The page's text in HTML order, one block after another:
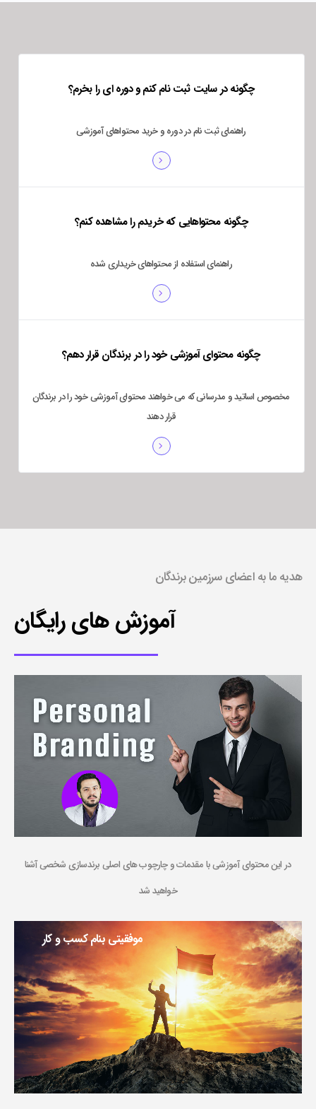
چگونه در سایت ثبت نام کنم و دوره ای را بخرم؟
راهنمای ثبت نام در دوره و خرید محتواهای آموزشی
چگونه محتواهایی که خریدم را مشاهده کنم؟
راهنمای استفاده از محتواهای خریداری شده
چگونه محتوای آموزشی خود را در برندگان قرار دهم؟
مخصوص اساتید و مدرسانی که می خواهند محتوای آموزشی خود را در برندگان
قرار دهند
هدیه ما به اعضای سرزمین برندگان
آموزش های رایگان
در این محتوای آموزشی با مقدمات و چارچوب های اصلی برندسازی شخصی آشنا
خواهید شد
موفقیتی بنام کسب و کار